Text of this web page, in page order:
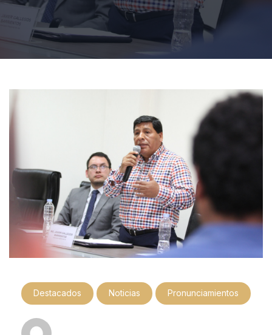
Destacados Noticias Pronunciamientos